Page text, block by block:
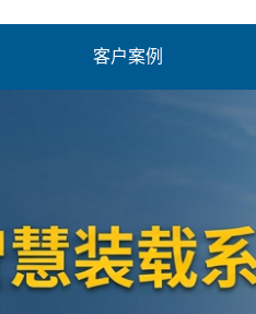
客户案例